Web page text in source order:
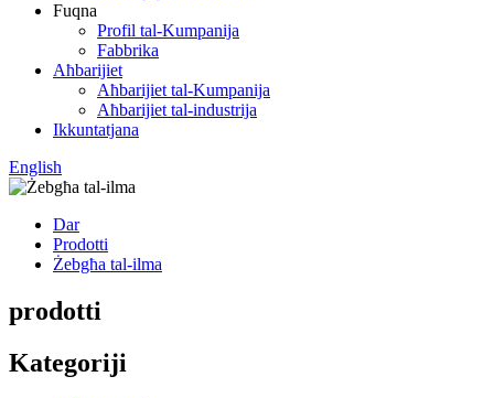
Fuqna
Profil tal-Kumpanija
Fabbrika
Aħbarijiet
Aħbarijiet tal-Kumpanija
Aħbarijiet tal-industrija
Ikkuntatjana
English
Dar
Prodotti
Żebgħa tal-ilma
prodotti
Kategoriji